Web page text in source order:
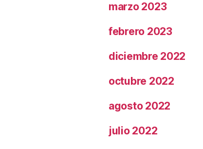
marzo 2023
febrero 2023
diciembre 2022
octubre 2022
agosto 2022
julio 2022